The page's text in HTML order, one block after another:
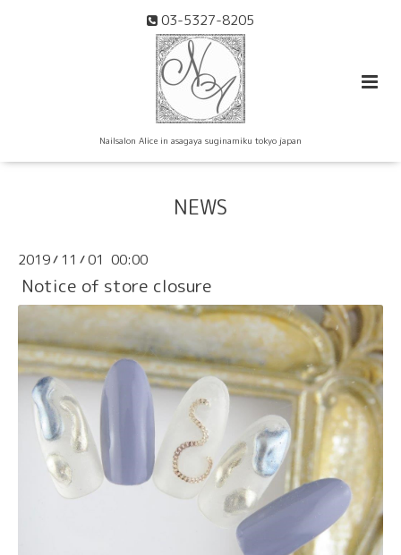
03-5327-8205
Nailsalon Alice in asagaya suginamiku tokyo japan
NEWS
2019/ 11 /01 00:00
Notice of store closure